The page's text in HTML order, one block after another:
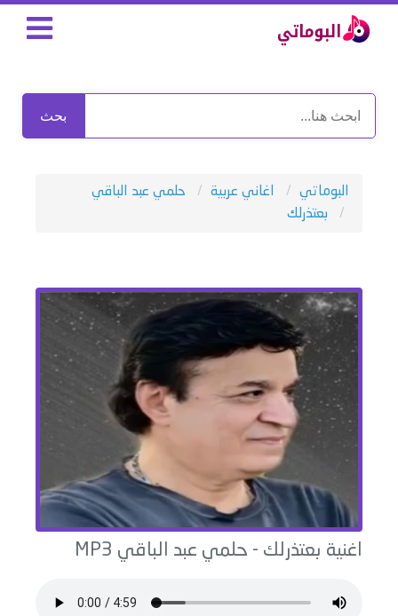
بحث
البوماتي اغاني عربية
حلمي عبد الباقي
بعتذرلك
اغنية بعتذرلك - حلمي عبد الباقي